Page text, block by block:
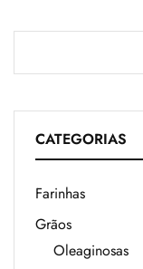
CATEGORIAS
Farinhas
Grãos
Oleaginosas